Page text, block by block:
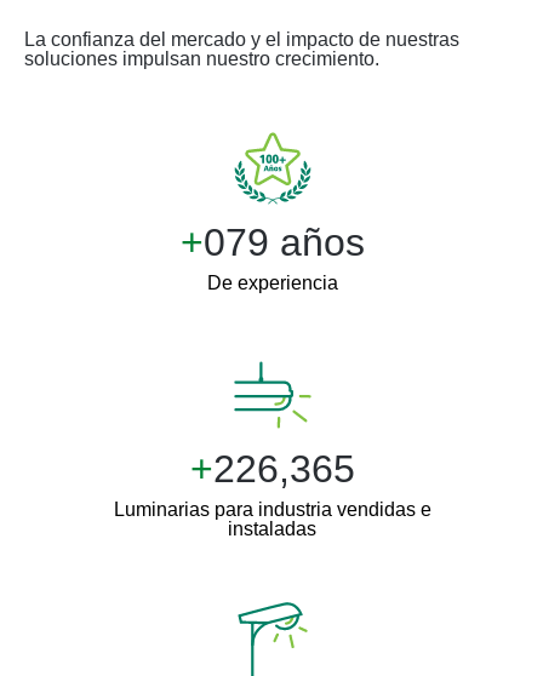
La confianza del mercado y el impacto de nuestras
soluciones impulsan nuestro crecimiento.
+100 años
De experiencia
+247,365
Luminarias para industria vendidas e
instaladas